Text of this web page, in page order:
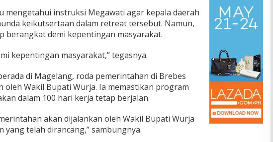
mengetahui instruksi Megawati agar kepala daerah
keikutsertaan dalam retreat tersebut. Namun,
berangkat demi kepentingan masyarakat.
kepentingan masyarakat,” tegasnya.
di Magelang, roda pemerintahan di Brebes
oleh Wakil Bupati Wurja. Ia memastikan program
dalam 100 hari kerja tetap berjalan.
akan dijalankan oleh Wakil Bupati Wurja
yang telah dirancang,” sambungnya.
Sosialisasikan Progres
Brebes Selatan,
Pansus DPRD
Berita, Daerah, Ekonomi, Info Desa, Nasional,
Pegiat Pemekaran Brebes Selatan
Temui Ketua MPR Ahmad Muzani,
Minta Dukungan Urus Berkas ke